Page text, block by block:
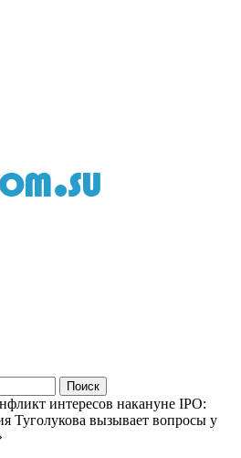
интересов накануне IPO:
Туголукова вызывает вопросы у